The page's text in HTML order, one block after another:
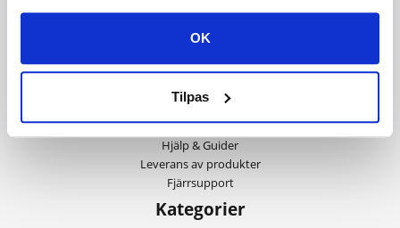
OK
Tilpas
Handelsvillkor
Integritet och cookies
Kundservice
Kontakta oss
Hjälp & Guider
Leverans av produkter
Fjärrsupport
Kategorier